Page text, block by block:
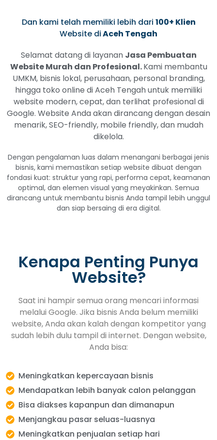
Dan kami telah memiliki lebih dari 100+ Klien
Website diAceh Tengah
Selamat datang di layanan Jasa Pembuatan
Website Murah dan Profesional.Kami membantu
UMKM, bisnis lokal, perusahaan, personal branding,
hingga toko online di Aceh Tengah untuk memiliki
website modern, cepat, dan terlihat profesional di
Google. Website Anda akan dirancang dengan desain
menarik, SEO-friendly, mobile friendly, dan mudah
dikelola.
Dengan pengalaman luas dalam menangani berbagai jenis
bisnis, kami memastikan setiap website dibuat dengan
fondasi kuat: struktur yang rapi, performa cepat, keamanan
optimal, dan elemen visual yang meyakinkan. Semua
dirancang untuk membantu bisnis Anda tampil lebih unggul
dan siap bersaing di era digital.
Kenapa Penting Punya
Website?
Saat ini hampir semua orang mencari informasi
melalui Google. Jika bisnis Anda belum memiliki
website, Anda akan kalah dengan kompetitor yang
sudah lebih dulu tampil di internet. Dengan website,
Anda bisa:
Meningkatkan kepercayaan bisnis
Mendapatkan lebih banyak calon pelanggan
Bisa diakses kapanpun dan dimanapun
Menjangkau pasar seluas-luasnya
Meningkatkan penjualan setiap hari